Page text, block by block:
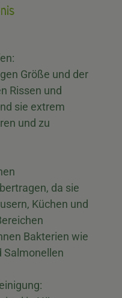
Größe und der
Rissen und
sie extrem
und zu
da sie
Küchen und
Bakterien wie
Salmonellen